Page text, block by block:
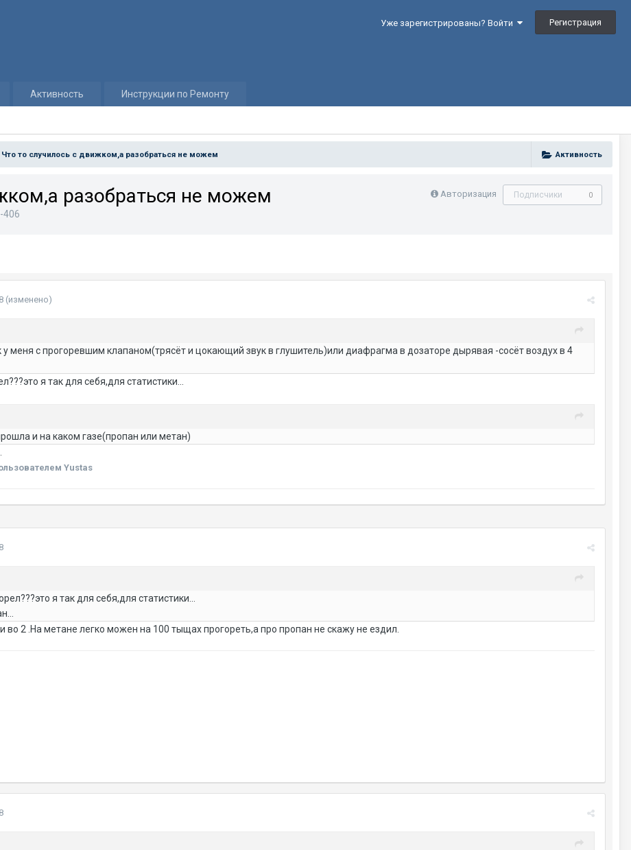
Уже зарегистрированы? Войти Регистрация
Активность Инструкции по Ремонту
Активность
Что то случилось с движком,а разобраться не можем
Авторизация Подписчики 0
разобраться не можем
406
(изменено)
меня с прогоревшим клапаном(трясёт и цокающий звук в глушитель)или диафрагма в дозаторе дырявая -сосёт воздух в 4
я так для себя,для статистики...
и на каком газе(пропан или метан)
Yustas
я так для себя,для статистики...
во 2 .На метане легко можен на 100 тыщах прогореть,а про пропан не скажу не ездил.